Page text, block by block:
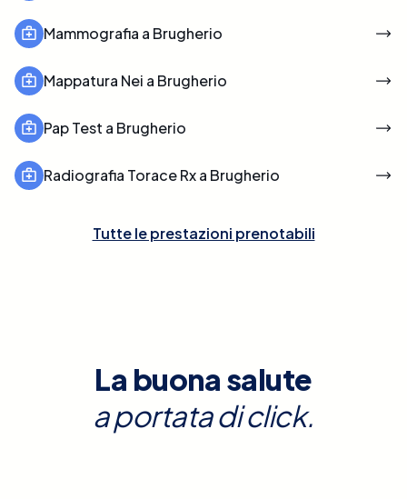
Mammografia a Brugherio
Mappatura Nei a Brugherio
Pap Test a Brugherio
Radiografia Torace Rx a Brugherio
Tutte le prestazioni prenotabili
La buona salute
a portata di click.